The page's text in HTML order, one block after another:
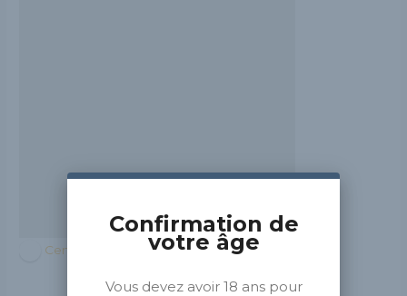
Centre-Val de Loire
Confirmation de
votre âge
Vous devez avoir 18 ans pour